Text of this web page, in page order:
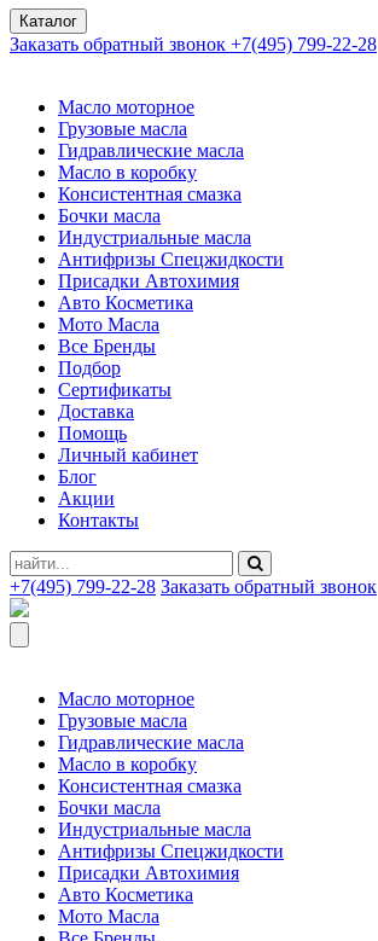
Каталог
Заказать обратный звонок +7(495) 799-22-28
Масло моторное
Грузовые масла
Гидравлические масла
Масло в коробку
Консистентная смазка
Бочки масла
Индустриальные масла
Антифризы Спецжидкости
Присадки Автохимия
Авто Косметика
Мото Масла
Все Бренды
Подбор
Сертификаты
Доставка
Помощь
Личный кабинет
Блог
Акции
Контакты
+7(495) 799-22-28 Заказать обратный звонок
Масло моторное
Грузовые масла
Гидравлические масла
Масло в коробку
Консистентная смазка
Бочки масла
Индустриальные масла
Антифризы Спецжидкости
Присадки Автохимия
Авто Косметика
Мото Масла